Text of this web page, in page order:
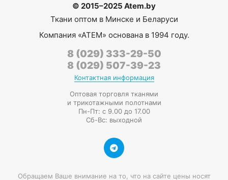
© 2015–2025 Atem.by
Ткани оптом в Минске и Беларуси
Компания «АТЕМ» основана в 1994 году.
8 (029) 333-29-50
8 (029) 507-39-23
Контактная информация
Оптовая торговля тканями
и трикотажными полотнами
Пн-Пт: с 9.00 до 17.00
Сб-Вс: выходной
Обращаем Ваше внимание на то, что на сайте цены носят